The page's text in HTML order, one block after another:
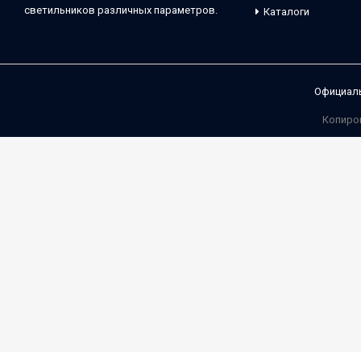
светильников различных параметров.
Каталоги